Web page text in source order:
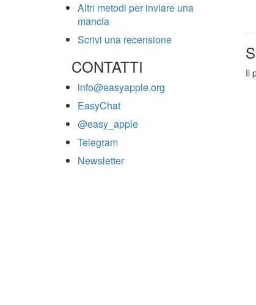
Altri metodi per inviare una
mancia
Scrivi una recensione
CONTATTI
info@easyapple.org
EasyChat
@easy_apple
Telegram
Newsletter
Il